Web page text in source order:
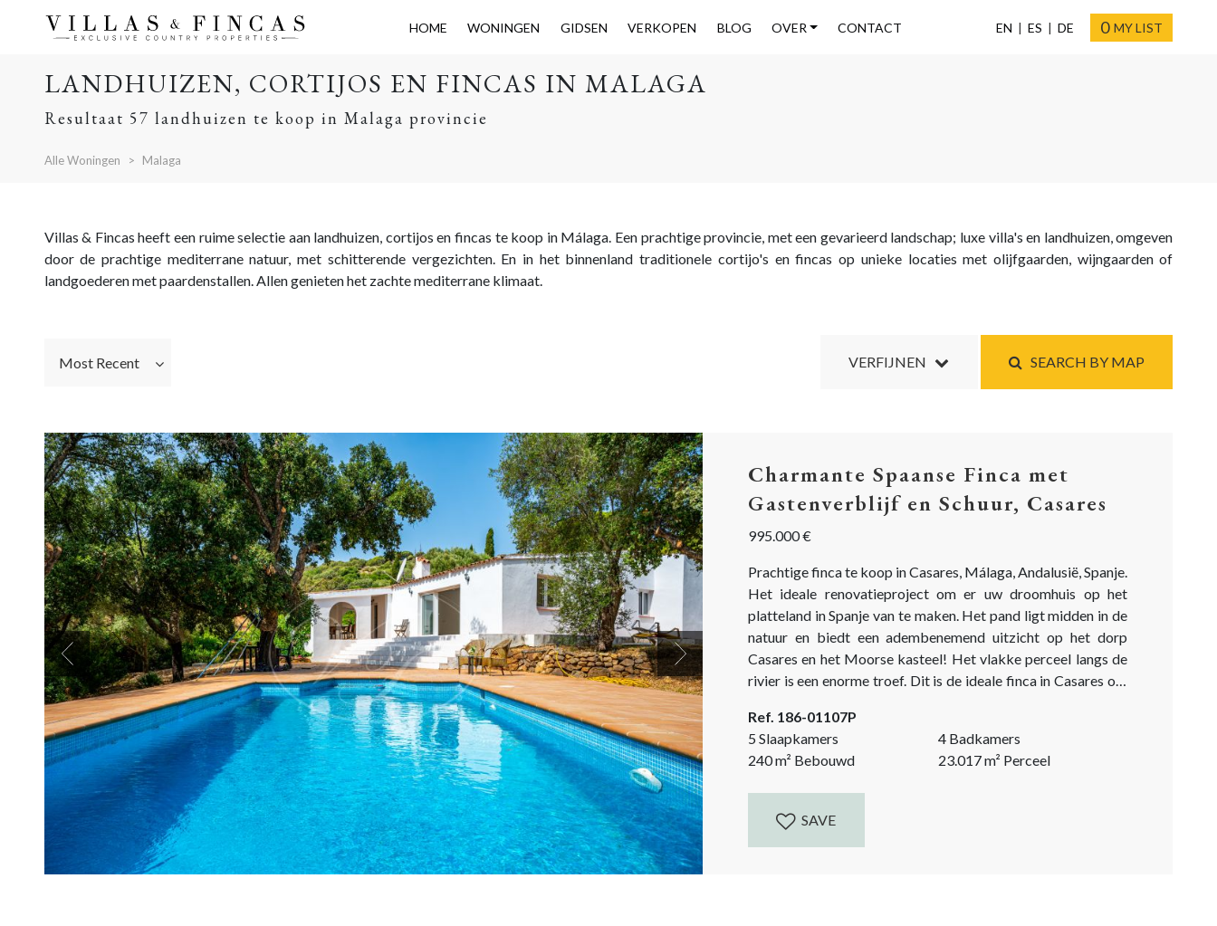
HOME WONINGEN GIDSEN VERKOPEN BLOG OVER CONTACT EN ES DE 0 MY LIST
LANDHUIZEN, CORTIJOS EN FINCAS IN MALAGA
Resultaat 57 landhuizen te koop in Malaga provincie
Alle Woningen Malaga
Villas & Fincas heeft een ruime selectie aan landhuizen, cortijos en fincas te koop in Málaga. Een prachtige provincie, met een gevarieerd landschap; luxe villa's en landhuizen, omgeven
door de prachtige mediterrane natuur, met schitterende vergezichten. En in het binnenland traditionele cortijo's en fincas op unieke locaties met olijfgaarden, wijngaarden of
landgoederen met paardenstallen. Allen genieten het zachte mediterrane klimaat.
Most Recent VERFIJNEN SEARCH BY MAP
Previous Next
Charmante Spaanse Finca met
Gastenverblijf en Schuur, Casares
995.000 €
Prachtige finca te koop in Casares, Málaga, Andalusië, Spanje.
Het ideale renovatieproject om er uw droomhuis op het
platteland in Spanje van te maken. Het pand ligt midden in de
natuur en biedt een adembenemend uitzicht op het dorp
Casares en het Moorse kasteel! Het vlakke perceel langs de
rivier is een enorme troef. Dit is de ideale finca in Casares om
Ref. 186-01107P
5 Slaapkamers
4 Badkamers
240m² Bebouwd 23.017m² Perceel
SAVE